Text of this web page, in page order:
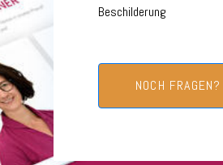
Beschilderung
NOCH FRAGEN?